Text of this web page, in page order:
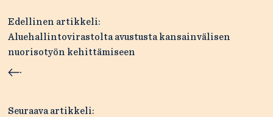
Artikkelien
selaus
Edellinen artikkeli:
Aluehallintovirastolta avustusta kansainvälisen
nuorisotyön kehittämiseen
Seuraava artikkeli: